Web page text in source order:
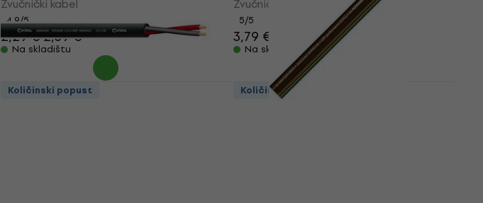
Zvučnički kabel
4,9/5
2,29 €2,39 €
Na skladištu
Zvučnički kabel
5/5
3,79 €
Na skladištu
Količinski popust Količinski popust